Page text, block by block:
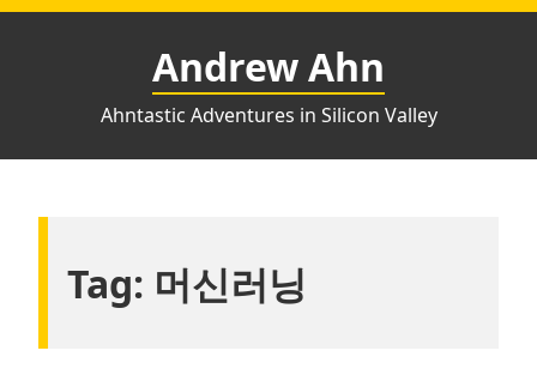
Skip
Andrew Ahn
Ahntastic Adventures in Silicon Valley
Tag: 머신러닝